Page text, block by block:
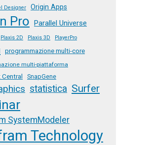
Designer Origin Apps
Pro Parallel Universe
Plaxis 2D Plaxis 3D PlayerPro
programmazione multi-core
multi-piattaforma
Central SnapGene
statistica Surfer
SystemModeler
Technology